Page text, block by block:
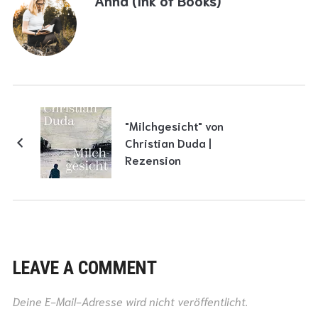
"Milchgesicht" von
Christian Duda |
Rezension
LEAVE A COMMENT
Deine E-Mail-Adresse wird nicht veröffentlicht.